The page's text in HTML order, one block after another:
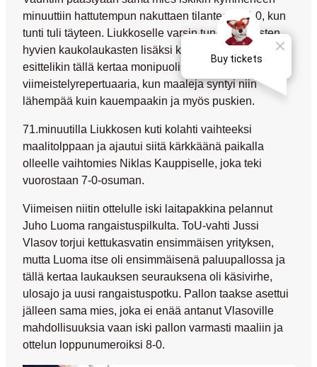
minuuttiin hattutempun nakuttaen tilanteeksi 6-0, kun
tunti tuli täyteen. Liukkoselle varsin tunnusomaisten
hyvien kaukolaukasten lisäksi keskikenttämies
esittelikin tällä kertaa monipuolisempaa
viimeistelyrepertuaaria, kun maaleja syntyi niin
lähempää kuin kauempaakin ja myös puskien.
71.minuutilla Liukkosen kuti kolahti vaihteeksi
maalitolppaan ja ajautui siitä kärkkäänä paikalla
olleelle vaihtomies Niklas Kauppiselle, joka teki
vuorostaan 7-0-osuman.
Viimeisen niitin ottelulle iski laitapakkina pelannut
Juho Luoma rangaistuspilkulta. ToU-vahti Jussi
Vlasov torjui kettukasvatin ensimmäisen yrityksen,
mutta Luoma itse oli ensimmäisenä paluupallossa ja
tällä kertaa laukauksen seurauksena oli käsivirhe,
ulosajo ja uusi rangaistuspotku. Pallon taakse asettui
jälleen sama mies, joka ei enää antanut Vlasoville
mahdollisuuksia vaan iski pallon varmasti maaliin ja
ottelun loppunumeroiksi 8-0.